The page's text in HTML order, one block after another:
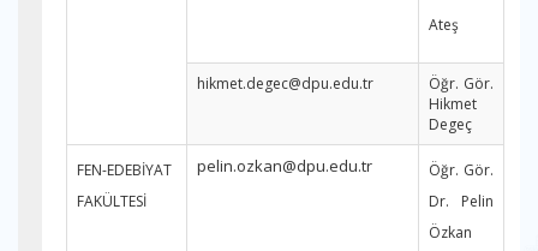
Ateş
hikmet.degec@dpu.edu.tr
Öğr. Gör.
Hikmet
Degeç
FEN-EDEBİYAT
FAKÜLTESİ
pelin.ozkan@dpu.edu.tr
Öğr. Gör.
Dr. Pelin
Özkan